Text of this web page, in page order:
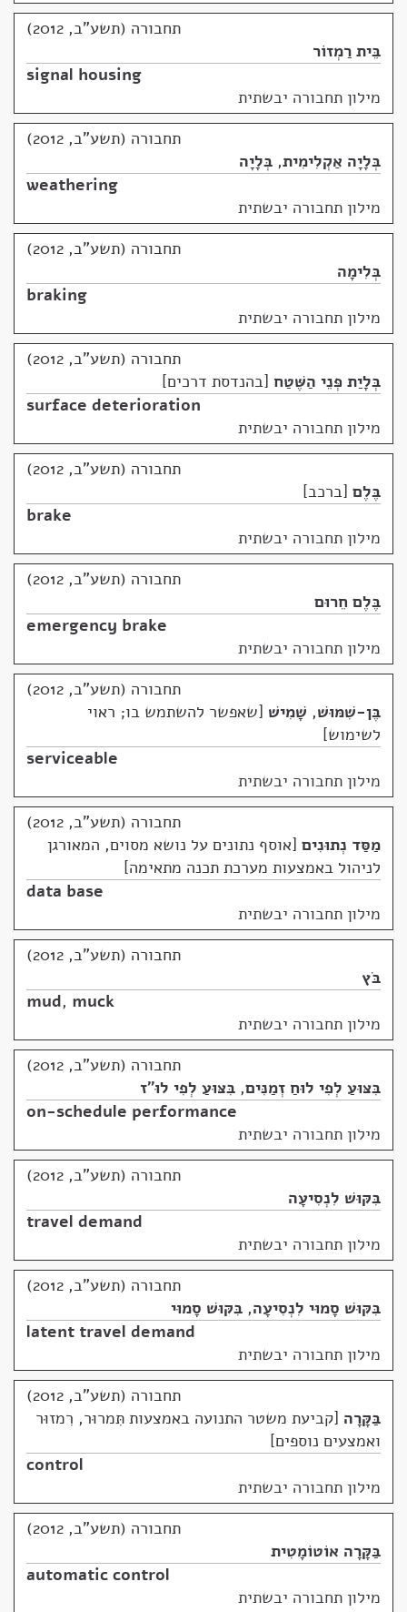
תחבורה (תשע"ב, 2012)
בֵּית רַמְזוֹר
signal housing
מילון תחבורה יבשתית
תחבורה (תשע"ב, 2012)
בְּלָיָה אַקְלִימִית, בְּלָיָה
weathering
מילון תחבורה יבשתית
תחבורה (תשע"ב, 2012)
בְּלִימָה
braking
מילון תחבורה יבשתית
תחבורה (תשע"ב, 2012)
בְּלָיַת פְּנֵי הַשֶּׁטַח בהנדסת דרכים
surface deterioration
מילון תחבורה יבשתית
תחבורה (תשע"ב, 2012)
בֶּלֶם ברכב
brake
מילון תחבורה יבשתית
תחבורה (תשע"ב, 2012)
בֶּלֶם חֵרוּם
emergency brake
מילון תחבורה יבשתית
תחבורה (תשע"ב, 2012)
בֶּן-שִׁמּוּשׁ, שָׁמִישׁ שאפשר להשתמש בו; ראוי
לשימוש
serviceable
מילון תחבורה יבשתית
תחבורה (תשע"ב, 2012)
מַסַּד נְתוּנִים אוסף נתונים על נושא מסוים, המאורגן
לניהול באמצעות מערכת תכנה מתאימה
data base
מילון תחבורה יבשתית
תחבורה (תשע"ב, 2012)
בֹּץ
mud, muck
מילון תחבורה יבשתית
תחבורה (תשע"ב, 2012)
בִּצּוּעַ לְפִי לוּחַ זְמַנִּים, בִּצּוּעַ לְפִי לוּ"ז
on-schedule performance
מילון תחבורה יבשתית
תחבורה (תשע"ב, 2012)
בִּקּוּשׁ לִנְסִיעָה
travel demand
מילון תחבורה יבשתית
תחבורה (תשע"ב, 2012)
בִּקּוּשׁ סָמוּי לִנְסִיעָה, בִּקּוּשׁ סָמוּי
latent travel demand
מילון תחבורה יבשתית
תחבורה (תשע"ב, 2012)
בַּקָּרָה קביעת משטר התנועה באמצעות תִּמרוּר, רִמזוּר
ואמצעים נוספים
control
מילון תחבורה יבשתית
תחבורה (תשע"ב, 2012)
בַּקָּרָה אוֹטוֹמָטִית
automatic control
מילון תחבורה יבשתית